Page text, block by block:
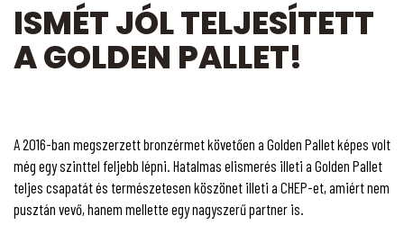
ISMÉT JÓL TELJESÍTETT
A GOLDEN PALLET!
A 2016-ban megszerzett bronzérmet követően a Golden Pallet képes volt
még egy szinttel feljebb lépni. Hatalmas elismerés illeti a Golden Pallet
teljes csapatát és természetesen köszönet illeti a CHEP-et, amiért nem
pusztán vevő, hanem mellette egy nagyszerű partner is.